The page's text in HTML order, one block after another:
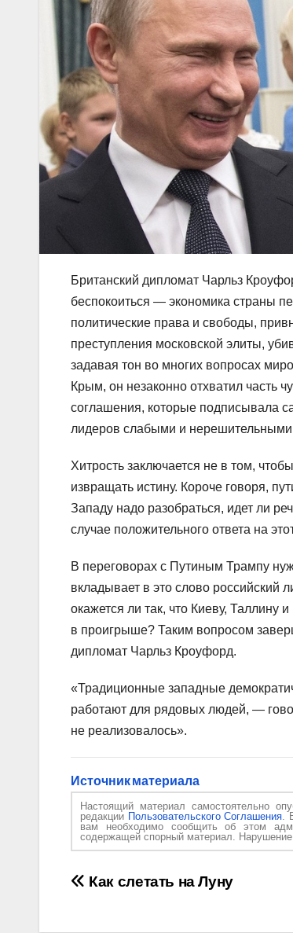
Британский дипломат Чарльз
беспокоиться — экономика страны
политические права и свободы,
преступления московской элиты,
задавая тон во многих вопросах
Крым, он незаконно отхватил часть
соглашения, которые подписывала
лидеров слабыми и нерешительными
Хитрость заключается не в том,
извращать истину. Короче говоря,
Западу надо разобраться, идет ли
случае положительного ответа на
В переговорах с Путиным Трампу
вкладывает в это слово российский
окажется ли так, что Киеву,
в проигрыше? Таким вопросом
дипломат Чарльз Кроуфорд.
«Традиционные западные
работают для рядовых людей, —
не реализовалось».
Источник материала
Настоящий материал самостоятельно
редакции Пользовательского Соглашения.
вам необходимо сообщить об этом
содержащей спорный материал. Нарушение
Навигация
Как слетать на Луну